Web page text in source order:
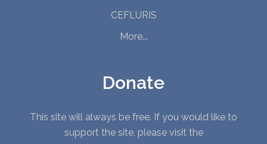
CEFLURIS
More...
Donate
This site will always be free. If you would like to
support the site, please visit the